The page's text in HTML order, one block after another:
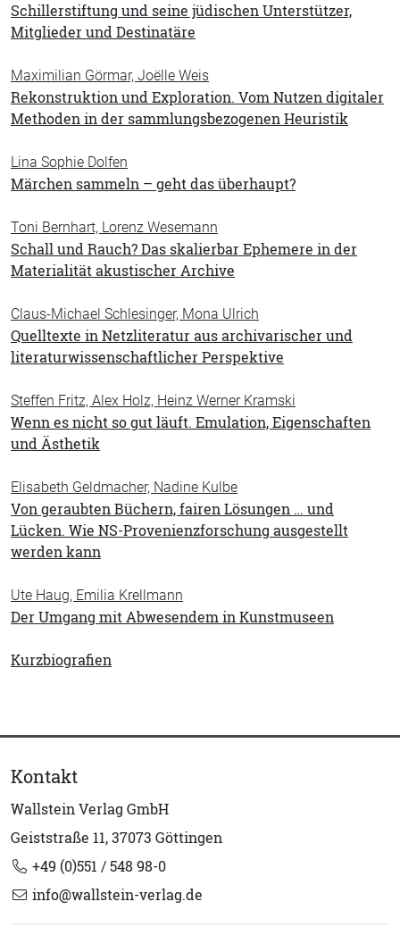
Schillerstiftung und seine jüdischen Unterstützer,
Mitglieder und Destinatäre
Maximilian Görmar, Joëlle Weis
Rekonstruktion und Exploration. Vom Nutzen digitaler
Methoden in der sammlungsbezogenen Heuristik
Lina Sophie Dolfen
Märchen sammeln – geht das überhaupt?
Toni Bernhart, Lorenz Wesemann
Schall und Rauch? Das skalierbar Ephemere in der
Materialität akustischer Archive
Claus-Michael Schlesinger, Mona Ulrich
Quelltexte in Netzliteratur aus archivarischer und
literaturwissenschaftlicher Perspektive
Steffen Fritz, Alex Holz, Heinz Werner Kramski
Wenn es nicht so gut läuft. Emulation, Eigenschaften
und Ästhetik
Elisabeth Geldmacher, Nadine Kulbe
Von geraubten Büchern, fairen Lösungen … und
Lücken. Wie NS-Provenienzforschung ausgestellt
werden kann
Ute Haug, Emilia Krellmann
Der Umgang mit Abwesendem in Kunstmuseen
Kurzbiografien
Kontakt
Wallstein Verlag GmbH
Geiststraße 11, 37073 Göttingen
+49 (0)551 / 548 98-0
info@wallstein-verlag.de